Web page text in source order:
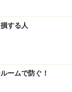
い（向かな
住宅
する人
ームで防ぐ！